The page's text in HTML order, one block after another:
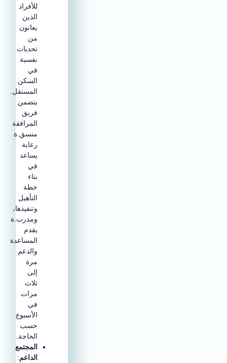
للأفراد
الذين
يعانون
تحديات
نفسية
السكن
المستقل.
يتضمن
فريق
المرافقة
منسق.ة
رعاية
يساعد
خطة
التأهيل
وتنفيذها،
ومدرب.ة
يقدم
المساعدة
والدعم
مرة
ثلاث
مرات
الأسبوع
حسب
الحاجة.
المجتمع
الداعم: